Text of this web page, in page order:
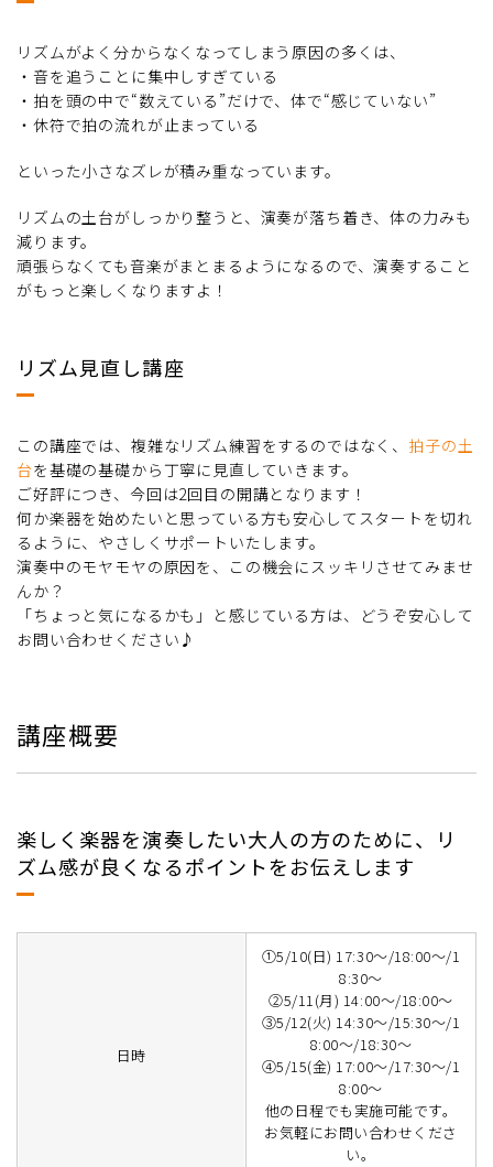
リズムがよく分からなくなってしまう原因の多くは、
・音を追うことに集中しすぎている
・拍を頭の中で“数えている”だけで、体で“感じていない”
・休符で拍の流れが止まっている
といった小さなズレが積み重なっています。
リズムの土台がしっかり整うと、演奏が落ち着き、体の力みも
減ります。
頑張らなくても音楽がまとまるようになるので、演奏すること
がもっと楽しくなりますよ！
リズム見直し講座
この講座では、複雑なリズム練習をするのではなく、 拍子の土
台を基礎の基礎から丁寧に見直していきます。
ご好評につき、今回は2回目の開講となります！
何か楽器を始めたいと思っている方も安心してスタートを切れ
るように、やさしくサポートいたします。
演奏中のモヤモヤの原因を、この機会にスッキリさせてみませ
んか？
「ちょっと気になるかも」と感じている方は、どうぞ安心して
お問い合わせください♪
講座概要
楽しく楽器を演奏したい大人の方のために、リ
ズム感が良くなるポイントをお伝えします
日時
①5/10(日) 17:30～/18:00～/1
8:30～
②5/11(月) 14:00〜/18:00～
③5/12(火) 14:30〜/15:30～/1
8:00～/18:30～
④5/15(金) 17:00〜/17:30～/1
8:00～
他の日程でも実施可能です。
お気軽にお問い合わせくださ
い。